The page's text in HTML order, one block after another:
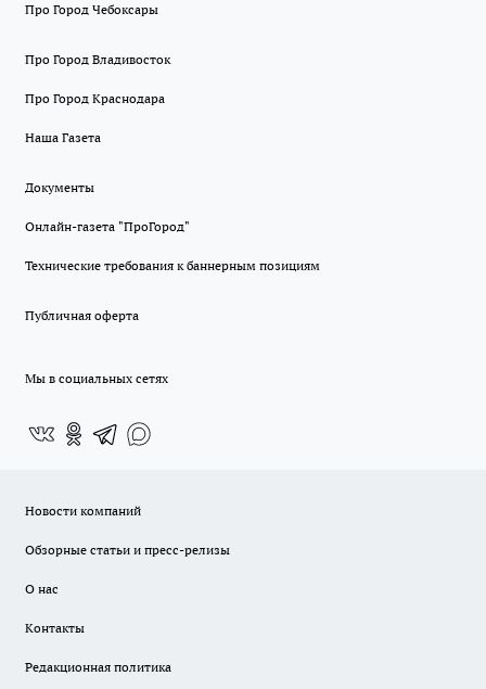
Про Город Чебоксары
Про Город Владивосток
Про Город Краснодара
Наша Газета
Документы
Онлайн-газета "ПроГород"
Технические требования к баннерным позициям
Публичная оферта
Мы в социальных сетях
Новости компаний
Обзорные статьи и пресс-релизы
О нас
Контакты
Редакционная политика